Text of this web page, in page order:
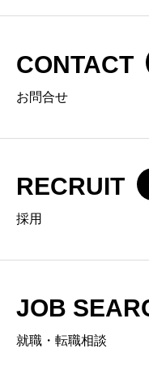
CONTACT
お問合せ
RECRUIT
採用
JOB
就職・転職相談